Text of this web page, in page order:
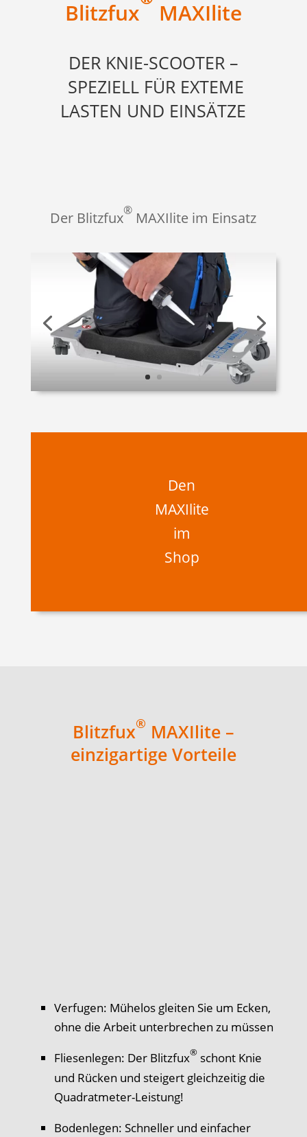
Blitzfux MAXIlite
DER KNIE-SCOOTER –
SPEZIELL FÜR EXTEME
LASTEN UND EINSÄTZE
Der Blitzfux® MAXIlite im Einsatz
Den
MAXIlite
im
Shop
Blitzfux® MAXIlite –
einzigartige Vorteile
Verfugen: Mühelos gleiten Sie um Ecken,
ohne die Arbeit unterbrechen zu müssen
Fliesenlegen: Der Blitzfux®schont Knie
und Rücken und steigert gleichzeitig die
Quadratmeter-Leistung!
Bodenlegen: Schneller und einfacher